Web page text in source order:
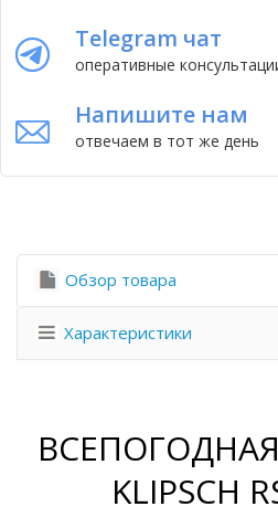
Telegram чат
оперативные
Напишите нам
отвечаем в тот же день
Обзор товара
Характеристики
KLIPSCH